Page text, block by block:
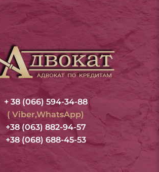
+ 38 (066) 594-34-88
( Viber,WhatsApp)
+38 (063) 882-94-57
+38 (068) 688-45-53